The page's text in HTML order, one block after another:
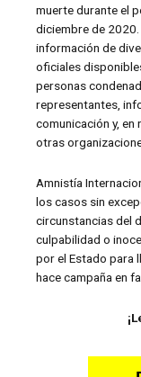
muerte durante el
diciembre de
información de
oficiales
personas
representantes,
comunicación y,
otras
Amnistía
los casos sin
circunstancias del
culpabilidad o
por el Estado para
hace campaña en